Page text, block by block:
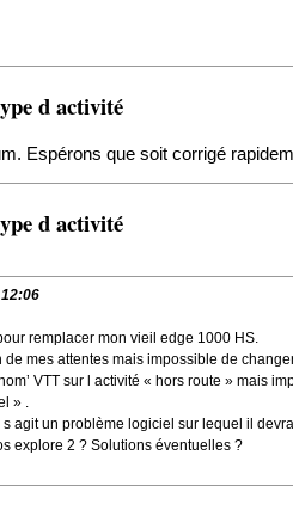
d activité
Espérons que soit corrigé
d activité
remplacer mon vieil edge 1000 HS.
mes attentes mais impossible de
VTT sur l activité « hors route » mais
» .
agit un problème logiciel sur lequel il
explore 2 ? Solutions éventuelles ?